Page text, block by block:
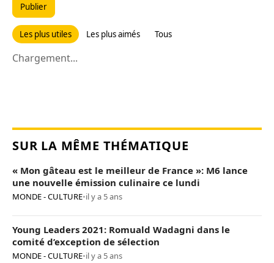
Publier
Les plus utiles Les plus aimés Tous
Chargement...
SUR LA MÊME THÉMATIQUE
« Mon gâteau est le meilleur de France »: M6 lance
une nouvelle émission culinaire ce lundi
MONDE - CULTURE•il y a 5 ans
Young Leaders 2021: Romuald Wadagni dans le
comité d’exception de sélection
MONDE - CULTURE•il y a 5 ans